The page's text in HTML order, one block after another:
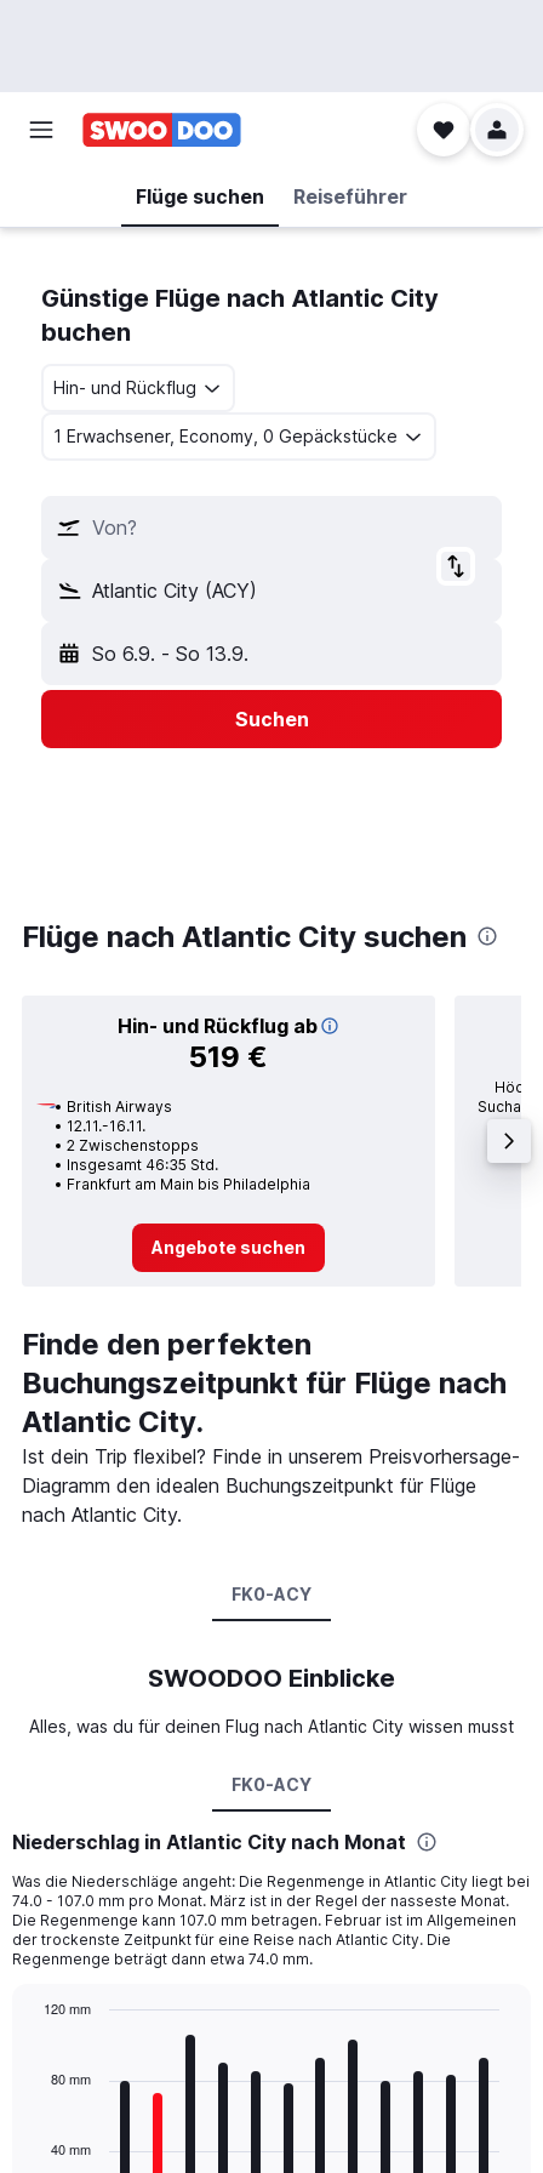
Flüge suchen Reiseführer
Günstige Flüge nach Atlantic City
buchen
Hin- und Rückflug
1 Erwachsener, Economy, 0 Gepäckstücke
Von?
Atlantic City (ACY)
So 6.9. - So 13.9.
Suchen
Flüge nach Atlantic City suchen
Hin- und Rückflug ab
519 €
British Airways
12.11.-16.11.
2 Zwischenstopps
Insgesamt 46:35 Std.
Frankfurt am Main bis Philadelphia
Angebote suchen
Finde den perfekten
Buchungszeitpunkt für Flüge nach
Atlantic City.
Ist dein Trip flexibel? Finde in unserem Preisvorhersage-
Diagramm den idealen Buchungszeitpunkt für Flüge
nach Atlantic City.
FK0-ACY
SWOODOO Einblicke
Alles, was du für deinen Flug nach Atlantic City wissen musst
FK0-ACY
Niederschlag in Atlantic City nach Monat
Was die Niederschläge angeht: Die Regenmenge in Atlantic City liegt bei
74.0 - 107.0 mm pro Monat. März ist in der Regel der nasseste Monat.
Die Regenmenge kann 107.0 mm betragen. Februar ist im Allgemeinen
der trockenste Zeitpunkt für eine Reise nach Atlantic City. Die
Regenmenge beträgt dann etwa 74.0 mm.
with
The
40 mm
80 mm
120 mm